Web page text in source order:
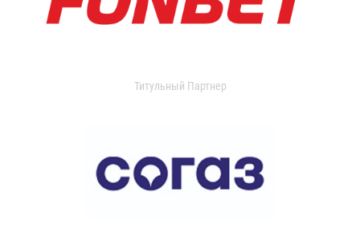
Титульный Партнер